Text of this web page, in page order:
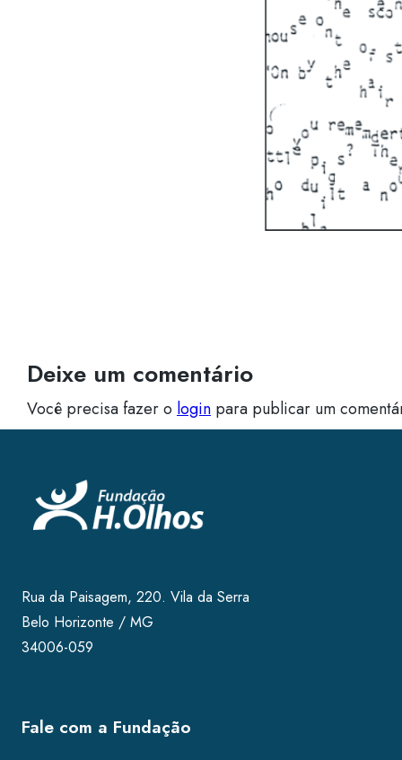
Deixe um comentário
Você precisa fazer o login para publicar um
Rua da Paisagem, 220. Vila da Serra
Belo Horizonte / MG
34006-059
Fale com a Fundação